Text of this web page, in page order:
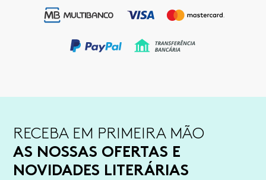
RECEBA EM PRIMEIRA MÃO
AS NOSSAS OFERTAS E
NOVIDADES LITERÁRIAS